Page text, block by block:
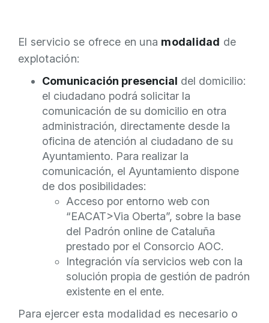
El servicio se ofrece en una modalidad de
explotación:
Comunicación presencial del domicilio:
el ciudadano podrá solicitar la
comunicación de su domicilio en otra
administración, directamente desde la
oficina de atención al ciudadano de su
Ayuntamiento. Para realizar la
comunicación, el Ayuntamiento dispone
de dos posibilidades:
Acceso por entorno web con
“EACAT>Via Oberta”, sobre la base
del Padrón online de Cataluña
prestado por el Consorcio AOC.
Integración vía servicios web con la
solución propia de gestión de padrón
existente en el ente.
Para ejercer esta modalidad es necesario o